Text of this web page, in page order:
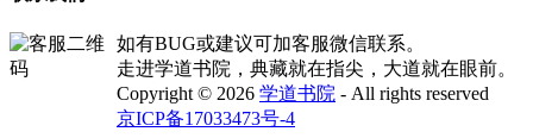
如有BUG或建议可加客服微信联系。
走进学道书院，典藏就在指尖，大道就在眼前。
Copyright © 2026 学道书院 - All rights reserved
京ICP备17033473号-4